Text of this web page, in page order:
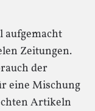
aufgemacht
Zeitungen.
der
eine Mischung
Artikeln